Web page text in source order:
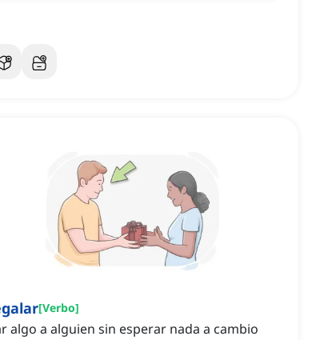
[Verbo]
algo a alguien sin esperar nada a cambio